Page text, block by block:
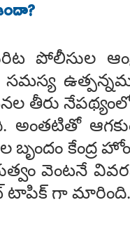
పోలీసుల
సమస్య
తీరు నేపథ్యంలో
అంతటితో
బృందం కేంద్ర
వెంటనే
టాపిక్ గా మారింది.